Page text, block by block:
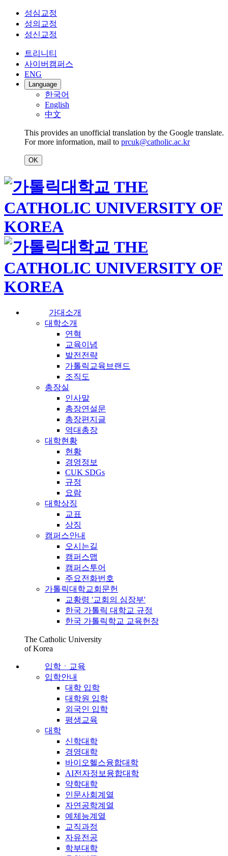
성심교정
성의교정
성신교정
트리니티
사이버캠퍼스
ENG
Language
한국어
English
中文
This provides an unofficial translation by the Google translate.
For more information, mail to prcuk@catholic.ac.kr
OK
가대소개
대학소개
연혁
교육이념
발전전략
가톨릭교육브랜드
조직도
총장실
인사말
총장연설문
총장편지글
역대총장
대학현황
현황
경영정보
CUK SDGs
규정
요람
대학상징
교표
상징
캠퍼스안내
오시는길
캠퍼스맵
캠퍼스투어
주요전화번호
가톨릭대학교회문헌
교황령 '교회의 심장부'
한국 가톨릭 대학교 규정
한국 가톨릭학교 교육헌장
The Catholic University
of Korea
입학ㆍ교육
입학안내
대학 입학
대학원 입학
외국인 입학
평생교육
대학
신학대학
경영대학
바이오헬스융합대학
AI전자정보융합대학
약학대학
인문사회계열
자연공학계열
예체능계열
교직과정
자유전공
학부대학